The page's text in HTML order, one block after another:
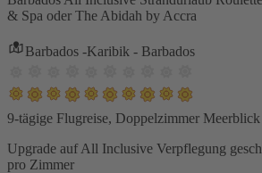
& Spa oder The Abidah by Accra
Barbados -Karibik - Barbados
9-tägige Flugreise, Doppelzimmer
Upgrade auf All Inclusive Verpflegung
pro Zimmer